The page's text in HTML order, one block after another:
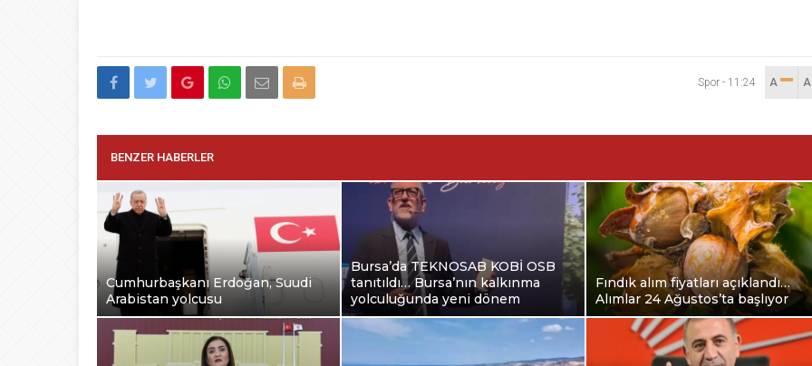
Spor - 11:24 A
BENZER HABERLER
Cumhurbaşkanı Erdoğan, Suudi
Arabistan yolcusu
Bursa’da TEKNOSAB KOBİ OSB
tanıtıldı… Bursa’nın kalkınma
yolculuğunda yeni dönem
Fındık alım fiyatları açıklandı…
Alımlar 24 Ağustos’ta başlıyor